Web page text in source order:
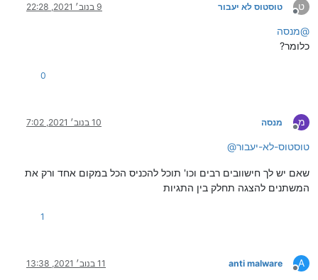
ט
מנותק
טוסטוס לא יעבור 9 בנוב׳ 2021, 22:28
@מנסה
כלומר?
0
מ
מנותק
מנסה 10 בנוב׳ 2021, 7:02
@טוסטוס-לא-יעבור
שאם יש לך חישוובים רבים וכו' תוכל להכניס הכל במקום אחד ורק את
המשתנים להצגה תחלק בין התגיות
1
A
מנותק
anti malware 11 בנוב׳ 2021, 13:38